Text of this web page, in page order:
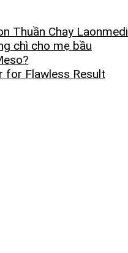
Thuần Chay Laonmedi
chì cho mẹ bầu
for Flawless Result